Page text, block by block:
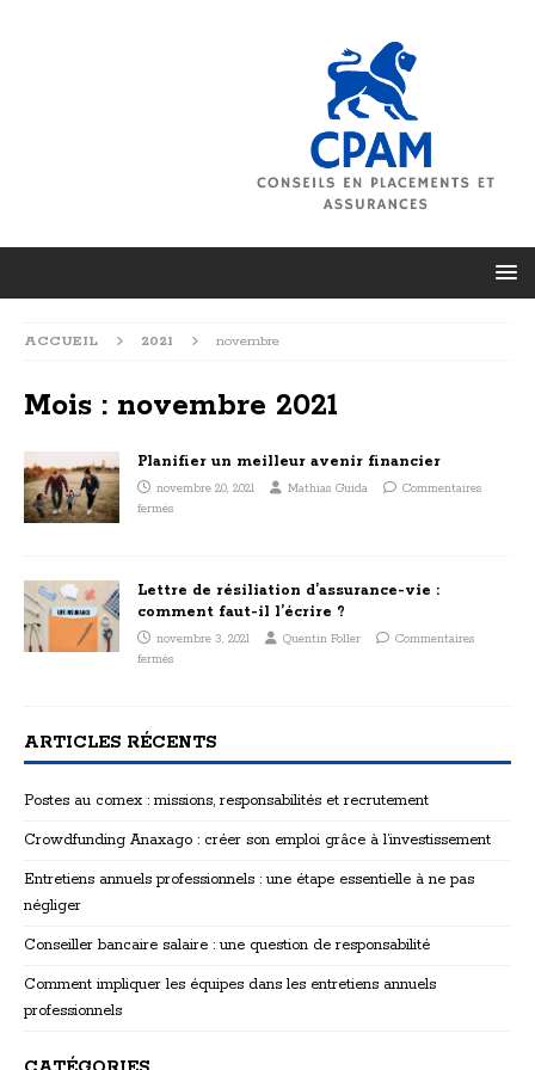
ACCUEIL 2021 novembre
Mois : novembre 2021
Planifier un meilleur avenir financier
novembre 20, 2021 Mathias Guida
Commentaires
fermés
Lettre de résiliation d’assurance-vie :
comment faut-il l’écrire ?
novembre 3, 2021 Quentin Foller
Commentaires
fermés
ARTICLES RÉCENTS
Postes au comex : missions, responsabilités et recrutement
Crowdfunding Anaxago : créer son emploi grâce à l’investissement
Entretiens annuels professionnels : une étape essentielle à ne pas
négliger
Conseiller bancaire salaire : une question de responsabilité
Comment impliquer les équipes dans les entretiens annuels
professionnels